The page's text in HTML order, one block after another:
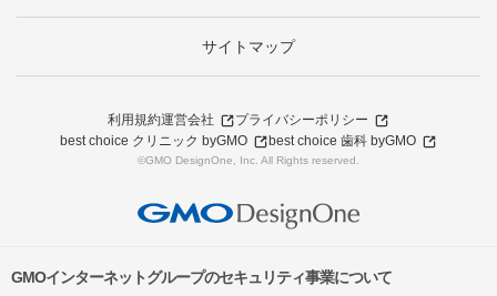
サイトマップ
利用規約運営会社
プライバシーポリシー
best choice クリニック byGMO
best choice 歯科 byGMO
©GMO DesignOne, Inc. All Rights reserved.
GMOインターネットグループのセキュリティ事業について